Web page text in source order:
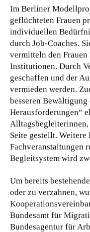
Im Berliner
geflüchteten Frauen
individuellen
durch Job-Coaches.
vermitteln den
Institutionen. Durch
geschaffen und der
vermieden werden.
besseren
Herausforderungen“
Alltagsbegleiterinnen,
Seite gestellt. Weitere
Fachveranstaltungen
Begleitsystem wird
Um bereits
oder zu verzahnen,
Bundesamt für
Bundesagentur für